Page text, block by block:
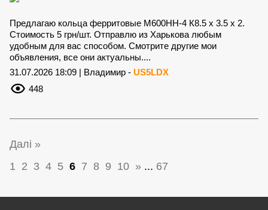
Предлагаю кольца ферритовые М600НН-4 К8.5 х 3.5 х 2.
Стоимость 5 грн/шт. Отправлю из Харькова любым
удобным для вас способом. Смотрите другие мои
объявления, все они актуальны....
31.07.2026 18:09 | Владимир - US5LDX
448
Далі »
1 2 3 4 5 6 7 8 9 10 » ... 67